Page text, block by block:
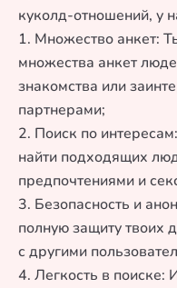
куколд-отношений, у
1. Множество анкет:
множества анкет
знакомства или
партнерами;
2. Поиск по
найти подходящих
предпочтениями и
3. Безопасность и
полную защиту твоих
с другими
4. Легкость в поиске: